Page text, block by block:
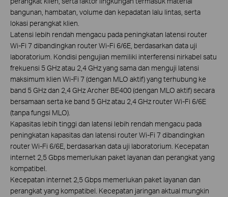
bangunan, hambatan, volume dan kepadatan lalu lintas, serta
lokasi perangkat klien.
Latensi lebih rendah mengacu pada peningkatan latensi router
Wi-Fi 7 dibandingkan router Wi-Fi 6/6E, berdasarkan data uji
laboratorium. Kondisi pengujian memiliki interferensi nirkabel satu
frekuensi 5 GHz atau 2,4 GHz yang sama dan menguji latensi
maksimum klien Wi-Fi 7 (dengan MLO aktif) yang terhubung ke
band 5 GHz dan 2,4 GHz Archer BE400 (dengan MLO aktif) secara
bersamaan serta ke band 5 GHz atau 2,4 GHz router Wi-Fi 6/6E
(tanpa fungsi MLO).
Kapasitas lebih tinggi dan latensi lebih rendah mengacu pada
peningkatan kapasitas dan latensi router Wi-Fi 7 dibandingkan
router Wi-Fi 6/6E, berdasarkan data uji laboratorium. Kecepatan
internet 2,5 Gbps memerlukan paket layanan dan perangkat yang
kompatibel.
Kecepatan internet 2,5 Gbps memerlukan paket layanan dan
perangkat yang kompatibel. Kecepatan jaringan aktual mungkin